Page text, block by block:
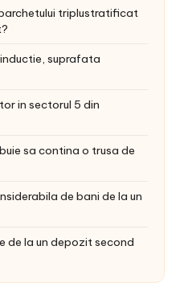
triplustratificat
suprafata
in sectorul 5 din
sa contina o trusa de
de bani de la un
de la un depozit second